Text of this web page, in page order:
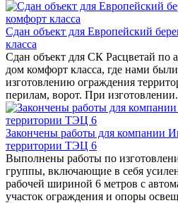
Сдан объект для Европейский
класса
Сдан объект для СК Расцветай по
дом комфорт класса, где нами
изготовлению ограждения
перилам, ворот. При
Закончены работы для компании
территории ТЭЦ 6
Выполнены работы по
группы, включающие в себя
рабочей шириной 6 метров с
участок ограждения и опоры